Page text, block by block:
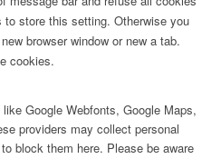
store this setting. Otherwise you
browser window or new a tab.
cookies.
Google Webfonts, Google Maps,
providers may collect personal
block them here. Please be aware